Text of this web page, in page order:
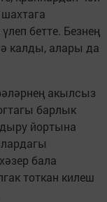
бетте. Безнең
калды, алары да
акылсыз
барлык
йортына
бала
тоткан килеш